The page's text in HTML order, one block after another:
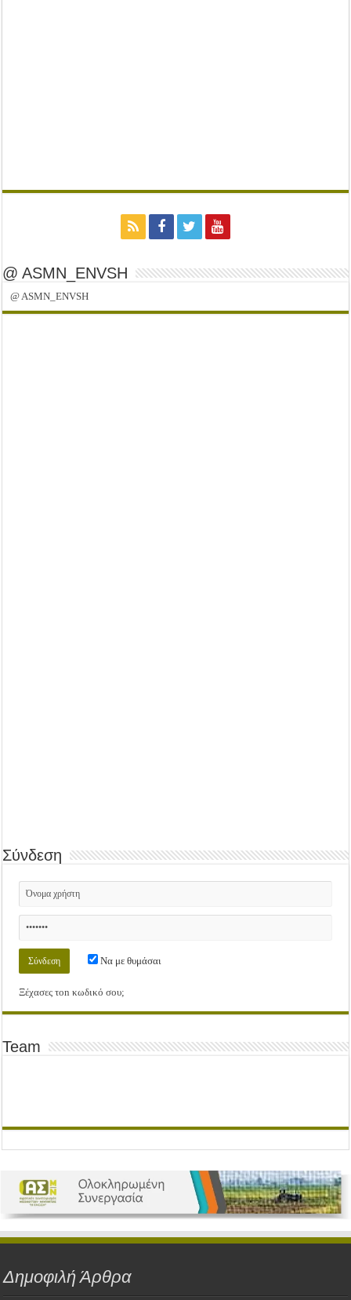
@ ASMN_ENVSH
@ ASMN_ENVSH
Σύνδεση
Να με θυμάσαι
Ξέχασες τοn κωδικό σου;
Team
Δημοφιλή Άρθρα